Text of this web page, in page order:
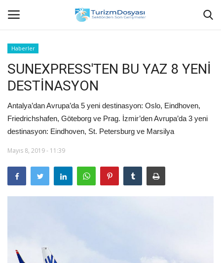
Anasayfa
Bize Ulaşın
Künye
KVKK Aydınlatma Metni
Haberler
SUNEXPRESS'TEN BU YAZ 8 YENİ
DESTİNASYON
Antalya’dan Avrupa’da 5 yeni destinasyon: Oslo, Eindhoven,
Friedrichshafen, Göteborg ve Prag. İzmir’den Avrupa’da 3 yeni
destinasyon: Eindhoven, St. Petersburg ve Marsilya
Mayıs 8, 2019 - 11:39